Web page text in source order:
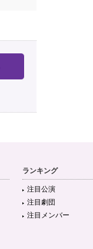
ランキング
注目公演
注目劇団
注目メンバー